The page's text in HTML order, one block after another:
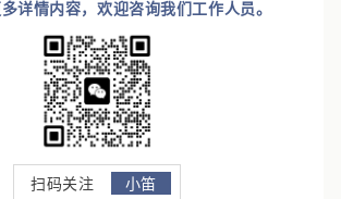
详情内容，欢迎咨询我们工作人员。
扫码关注 小笛